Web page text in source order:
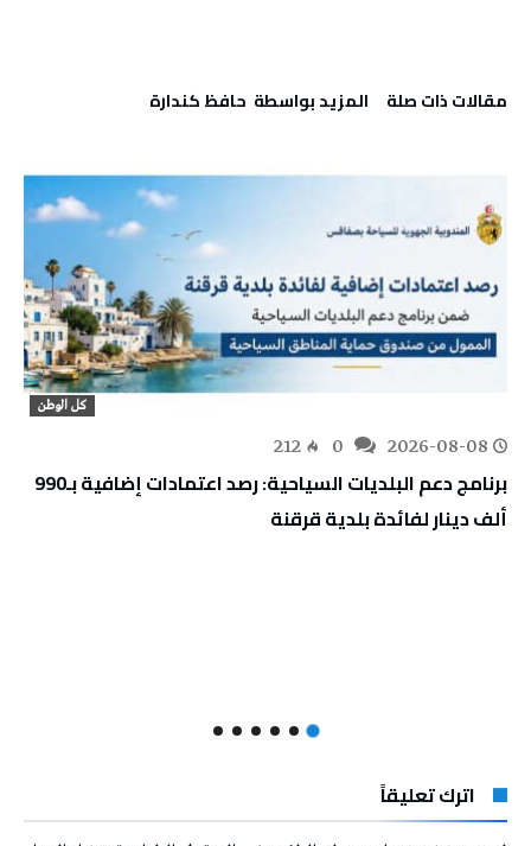
‫مقالات ذات صلة‬ ‫‫المزيد بواسطة‬ ‬ حافظ كندارة
كل الوطن
2026-08-08
212
برنامج دعم البلديات السياحية: رصد اعتمادات إضافية بـ990
ألف دينار لفائدة بلدية قرقنة
اترك تعليقاً